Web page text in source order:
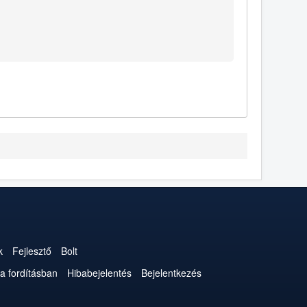
Fejlesztő
Bolt
fordításban Hibabejelentés
Bejelentkezés